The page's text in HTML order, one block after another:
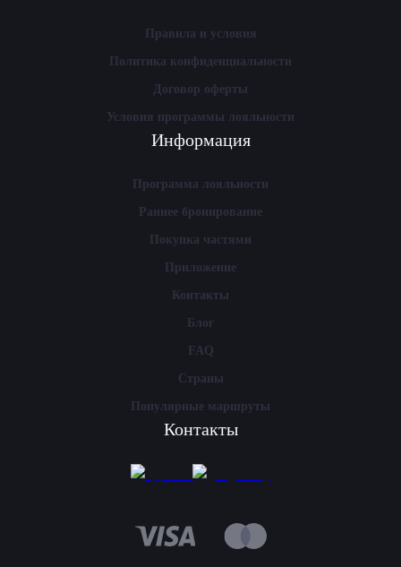
Правила и условия
Политика конфиденциальности
Договор оферты
Условия программы лояльности
Информация
Программа лояльности
Раннее бронирование
Покупка частями
Приложение
Контакты
Блог
FAQ
Страны
Популярные маршруты
Контакты